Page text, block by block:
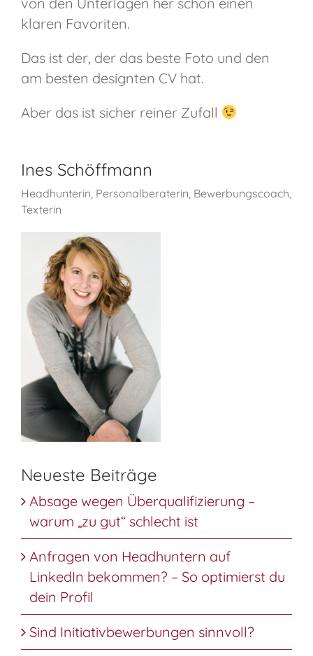
klaren Favoriten.
Das ist der, der das beste Foto und den
am besten designten CV hat.
Aber das ist sicher reiner Zufall
Ines Schöffmann
Headhunterin, Personalberaterin, Bewerbungscoach,
Texterin
Neueste Beiträge
Absage wegen Überqualifizierung –
warum „zu gut“ schlecht ist
Anfragen von Headhuntern auf
LinkedIn bekommen? – So optimierst du
dein Profil
Sind Initiativbewerbungen sinnvoll?